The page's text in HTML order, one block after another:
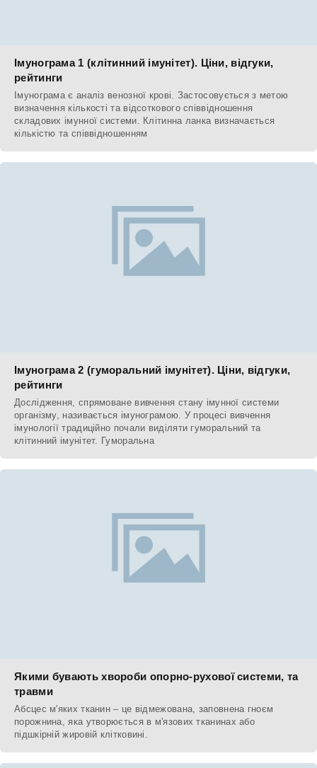
Імунограма 1 (клітинний імунітет). Ціни, відгуки,
рейтинги
Імунограма є аналіз венозної крові. Застосовується з метою
визначення кількості та відсоткового співвідношення
складових імунної системи. Клітинна ланка визначається
кількістю та співвідношенням
Імунограма 2 (гуморальний імунітет). Ціни, відгуки,
рейтинги
Дослідження, спрямоване вивчення стану імунної системи
організму, називається імунограмою. У процесі вивчення
імунології традиційно почали виділяти гуморальний та
клітинний імунітет. Гуморальна
Якими бувають хвороби опорно-рухової системи, та
травми
Абсцес м'яких тканин – це відмежована, заповнена гноєм
порожнина, яка утворюється в м'язових тканинах або
підшкірній жировій клітковині.